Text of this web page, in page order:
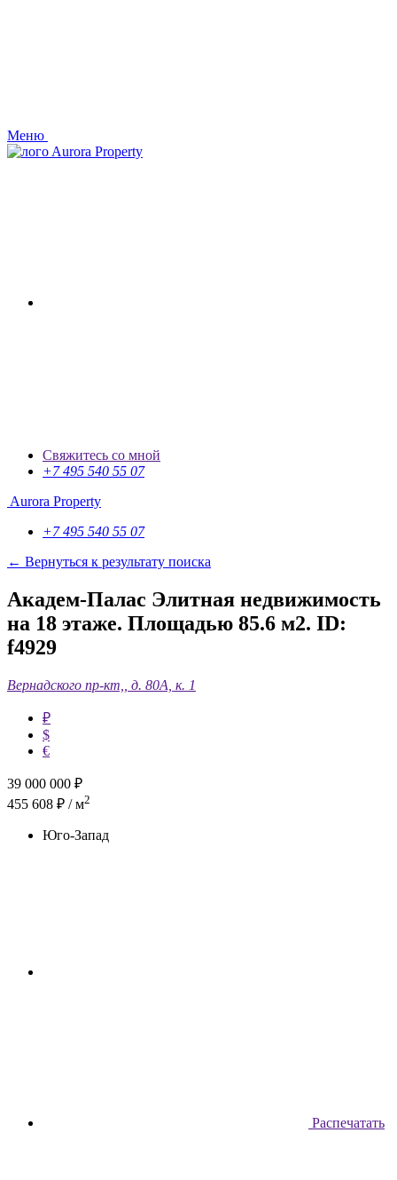
Меню
Aurora Property
Свяжитесь со мной
+7 495 540 55 07
Aurora Property
+7 495 540 55 07
← Вернуться к результату поиска
Академ-Палас Элитная недвижимость
на 18 этаже. Площадью 85.6 м2. ID:
f4929
Вернадского пр-кт,, д. 80А, к. 1
₽
$
€
39 000 000 ₽
455 608 ₽ / м2
Юго-Запад
Распечатать